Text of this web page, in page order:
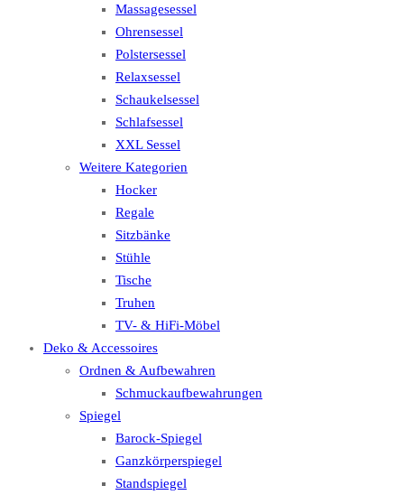
Massagesessel
Ohrensessel
Polstersessel
Relaxsessel
Schaukelsessel
Schlafsessel
XXL Sessel
Weitere Kategorien
Hocker
Regale
Sitzbänke
Stühle
Tische
Truhen
TV- & HiFi-Möbel
Deko & Accessoires
Ordnen & Aufbewahren
Schmuckaufbewahrungen
Spiegel
Barock-Spiegel
Ganzkörperspiegel
Standspiegel